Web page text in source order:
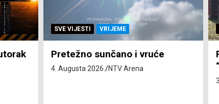
SVE VIJESTI ZEMLJA
Pravo na subvenciju za traktor
“Belarus” ostvarila 84 korisnika